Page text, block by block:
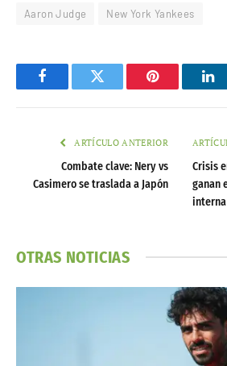
Aaron Judge New York Yankees
FacebookTwitter Pinterest
ARTÍCULO ANTERIOR
Combate clave: Nery vs
Casimero se traslada a Japón
Crisis
ganan
interna
OTRAS NOTICIAS